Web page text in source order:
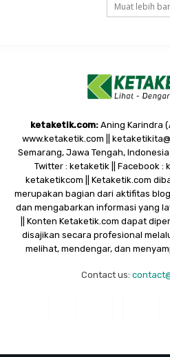
Muat lebih
ketaketik.com: Aning Karindra
www.ketaketik.com ||
Semarang, Jawa Tengah,
Twitter : ketaketik || Facebook :
ketaketikcom || Ketaketik.com
merupakan bagian dari aktifitas
dan mengabarkan informasi yang
|| Konten Ketaketik.com dapat
disajikan secara profesional
melihat, mendengar, dan
Contact us: